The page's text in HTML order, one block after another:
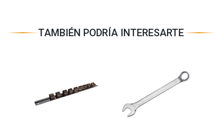
TAMBIÉN PODRÍA INTERESARTE